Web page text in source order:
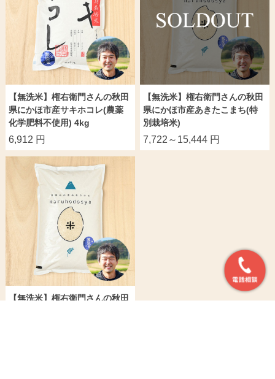
【無洗米】権右衛門さんの秋田
県にかほ市産サキホコレ(農薬
化学肥料不使用) 4kg
6,912 円
【無洗米】権右衛門さんの秋田
県にかほ市産あきたこまち(特
別栽培米)
7,722～15,444 円
【無洗米】権右衛門さんの秋田